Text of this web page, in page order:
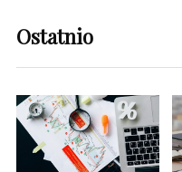
Ostatnio